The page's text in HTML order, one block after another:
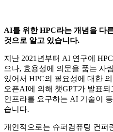
AI를 위한 HPC라는 개념을 다
것으로 알고 있습니다.
지난 2021년부터 AI 연구에
으나, 효용성에 의문을 품는 사
있어서 HPC의 필요성에 대한
오픈AI에 의해 챗GPT가 발표
인프라를 요구하는 AI 기술이
습니다.
개인적으로는 슈퍼컴퓨팅 컨퍼